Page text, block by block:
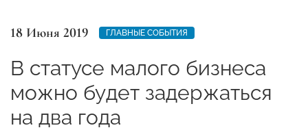
18 Июня 2019 ГЛАВНЫЕ СОБЫТИЯ
В статусе малого бизнеса
можно будет задержаться
на два года